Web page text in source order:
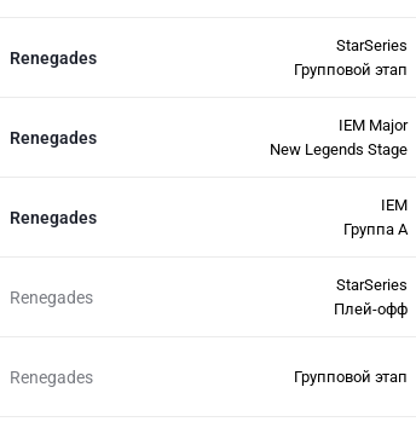
Renegades
StarSeries
Групповой этап
Renegades
IEM Major
New Legends Stage
Renegades
IEM
Группа А
Renegades
StarSeries
Плей-офф
Renegades Групповой этап